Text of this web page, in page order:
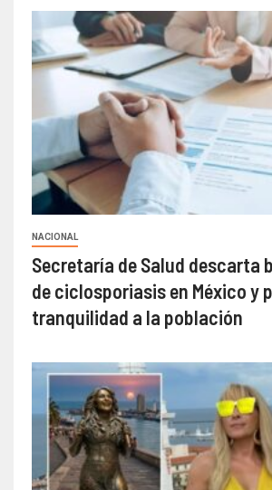
NACIONAL
Secretaría de Salud descarta
de ciclosporiasis en México y
tranquilidad a la población